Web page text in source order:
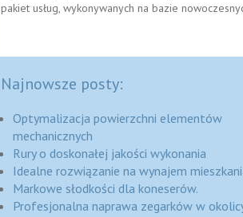
pakiet usług, wykonywanych na bazie
Najnowsze posty:
Optymalizacja powierzchni elementów
mechanicznych
Rury o doskonałej jakości wykonania
Idealne rozwiązanie na wynajem
Markowe słodkości dla koneserów.
Profesjonalna naprawa zegarków w